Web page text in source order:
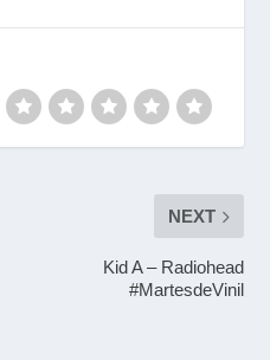
NEXT
Kid A – Radiohead
#MartesdeVinil